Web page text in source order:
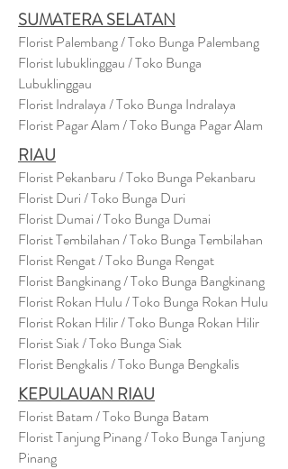
SUMATERA SELATAN
Florist Palembang / Toko Bunga Palembang
Florist lubuklinggau / Toko Bunga
Lubuklinggau
Florist Indralaya / Toko Bunga Indralaya
Florist Pagar Alam / Toko Bunga Pagar Alam
RIAU
Florist Pekanbaru / Toko Bunga Pekanbaru
Florist Duri / Toko Bunga Duri
Florist Dumai / Toko Bunga Dumai
Florist Tembilahan / Toko Bunga Tembilahan
Florist Rengat / Toko Bunga Rengat
Florist Bangkinang / Toko Bunga Bangkinang
Florist Rokan Hulu / Toko Bunga Rokan Hulu
Florist Rokan Hilir / Toko Bunga Rokan Hilir
Florist Siak / Toko Bunga Siak
Florist Bengkalis / Toko Bunga Bengkalis
KEPULAUAN RIAU
Florist Batam / Toko Bunga Batam
Florist Tanjung Pinang / Toko Bunga Tanjung
Pinang